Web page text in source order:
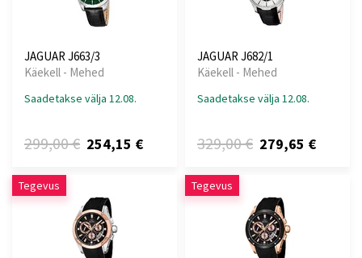
JAGUAR J663/3
Käekell - Mehed
Saadetakse välja 12.08.
299,00 € 254,15 €
JAGUAR J682/1
Käekell - Mehed
Saadetakse välja 12.08.
329,00 € 279,65 €
Tegevus Tegevus